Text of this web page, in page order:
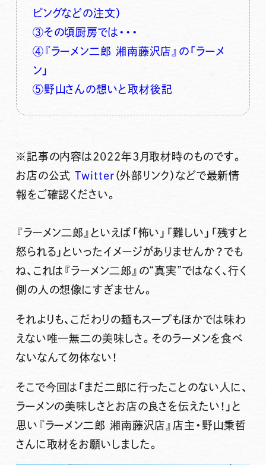
ピングなどの注文）
③その頃厨房では・・・
④『ラーメン二郎 湘南藤沢店』の「ラーメ
ン」
⑤野山さんの想いと取材後記
※記事の内容は2022年3月取材時のものです。
お店の公式Twitter （外部リンク）などで最新情
報をご確認ください。
『ラーメン二郎』といえば「怖い」「難しい」「残すと
怒られる」といったイメージがありませんか？でも
ね、 これは『ラーメン二郎』の“真実”ではなく、行く
側の人の想像にすぎません。
それよりも、こだわりの麺もスープもほかでは味わ
えない唯一無二の美味しさ。そのラーメンを食べ
ないなんて勿体ない！
そこで今回は「まだ二郎に行ったことのない人に、
ラーメンの美味しさとお店の良さを伝えたい！」と
思い『ラーメン二郎 湘南藤沢店』店主・野山秉哲
さんに取材をお願いしました。